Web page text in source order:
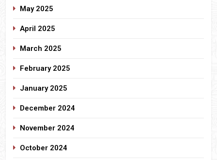
May 2025
April 2025
March 2025
February 2025
January 2025
December 2024
November 2024
October 2024